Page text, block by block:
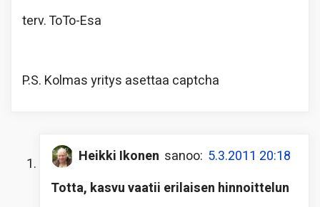
terv. ToTo-Esa
P.S. Kolmas yritys asettaa captcha
Heikki Ikonen sanoo: 5.3.2011 20:18
Totta, kasvu vaatii erilaisen hinnoittelun